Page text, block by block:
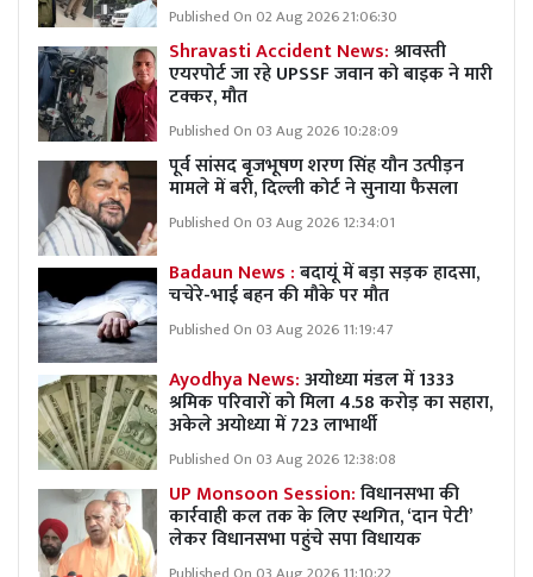
Published On 02 Aug 2026 21:06:30
Shravasti Accident News:श्रावस्ती
एयरपोर्ट जा रहे UPSSF जवान को बाइक ने मारी
टक्कर, मौत
Published On 03 Aug 2026 10:28:09
पूर्व सांसद बृजभूषण शरण सिंह यौन उत्पीड़न
मामले में बरी, दिल्ली कोर्ट ने सुनाया फैसला
Published On 03 Aug 2026 12:34:01
Badaun News :बदायूं में बड़ा सड़क हादसा,
चचेरे-भाई बहन की मौके पर मौत
Published On 03 Aug 2026 11:19:47
Ayodhya News:अयोध्या मंडल में 1333
श्रमिक परिवारों को मिला 4.58 करोड़ का सहारा,
अकेले अयोध्या में 723 लाभार्थी
Published On 03 Aug 2026 12:38:08
UP Monsoon Session:विधानसभा की
कार्रवाही कल तक के लिए स्थगित, ‘दान पेटी’
लेकर विधानसभा पहुंचे सपा विधायक